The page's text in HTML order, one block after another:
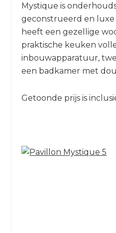
Mystique is
geconstrueerd en
heeft een gezellige
praktische keuken
inbouwapparatuur,
een badkamer met
Getoonde prijs is